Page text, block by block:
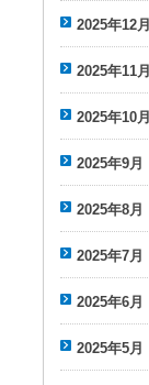
2025年12月
2025年11月
2025年10月
2025年9月
2025年8月
2025年7月
2025年6月
2025年5月